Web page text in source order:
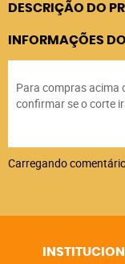
DESCRIÇÃO DO
INFORMAÇÕES
Para compras acima
confirmar se o corte
Carregando